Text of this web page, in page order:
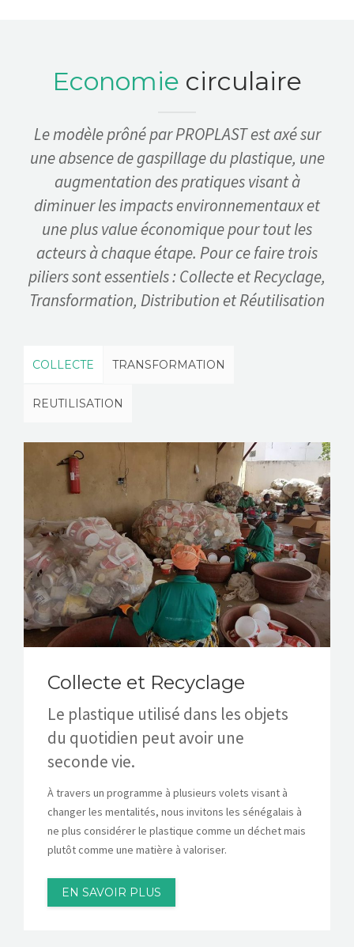
Economie circulaire
Le modèle prôné par PROPLAST est axé sur
une absence de gaspillage du plastique, une
augmentation des pratiques visant à
diminuer les impacts environnementaux et
une plus value économique pour tout les
acteurs à chaque étape. Pour ce faire trois
piliers sont essentiels : Collecte et Recyclage,
Transformation, Distribution et Réutilisation
COLLECTE TRANSFORMATION
REUTILISATION
Collecte et Recyclage
Le plastique utilisé dans les objets
du quotidien peut avoir une
seconde vie.
À travers un programme à plusieurs volets visant à
changer les mentalités, nous invitons les sénégalais à
ne plus considérer le plastique comme un déchet mais
plutôt comme une matière à valoriser.
EN SAVOIR PLUS